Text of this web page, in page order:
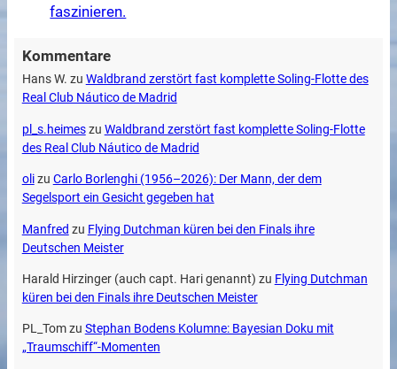
faszinieren.
Kommentare
Hans W. zu Waldbrand zerstört fast komplette Soling-Flotte des
Real Club Náutico de Madrid
pl_s.heimeszu Waldbrand zerstört fast komplette Soling-Flotte
des Real Club Náutico de Madrid
olizu Carlo Borlenghi (1956–2026): Der Mann, der dem
Segelsport ein Gesicht gegeben hat
Manfred zu Flying Dutchman küren bei den Finals ihre
Deutschen Meister
Harald Hirzinger (auch capt. Hari genannt) zu Flying Dutchman
küren bei den Finals ihre Deutschen Meister
PL_Tomzu Stephan Bodens Kolumne: Bayesian Doku mit
„Traumschiff“-Momenten